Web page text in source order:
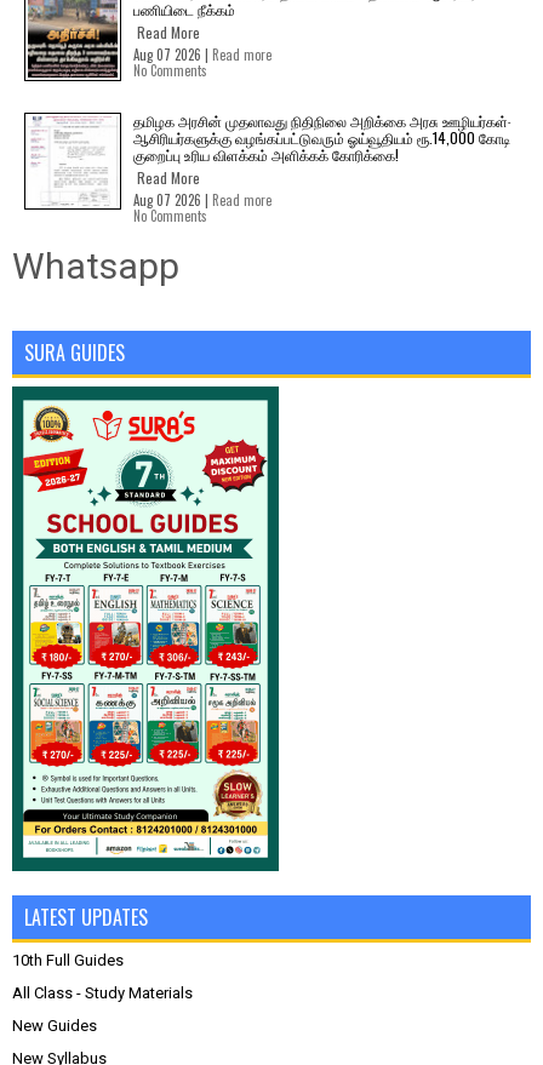
பணியிடை நீக்கம்
Read More
Aug 07 2026 | Read more
No Comments
தமிழக அரசின் முதலாவது நிதிநிலை அறிக்கை அரசு ஊழியர்கள்-
ஆசிரியர்களுக்கு வழங்கப்பட்டுவரும் ஓய்வூதியம் ரூ.14,000 கோடி
குறைப்பு உரிய விளக்கம் அளிக்கக் கோரிக்கை!
Read More
Aug 07 2026 | Read more
No Comments
Whatsapp
SURA GUIDES
LATEST UPDATES
10th Full Guides
All Class - Study Materials
New Guides
New Syllabus